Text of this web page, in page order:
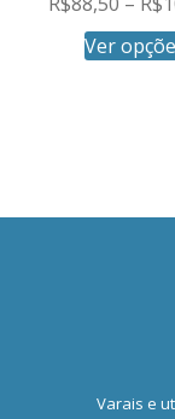
Ver
Varais e